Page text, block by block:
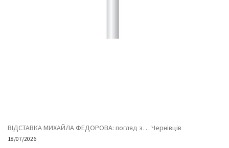
ВІДСТАВКА МИХАЙЛА ФЕДОРОВА: погляд з… Чернівців
18/07/2026